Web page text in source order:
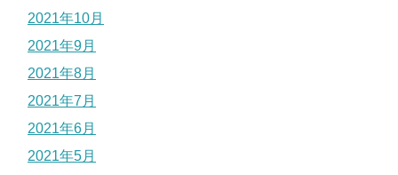
2021年10月
2021年9月
2021年8月
2021年7月
2021年6月
2021年5月